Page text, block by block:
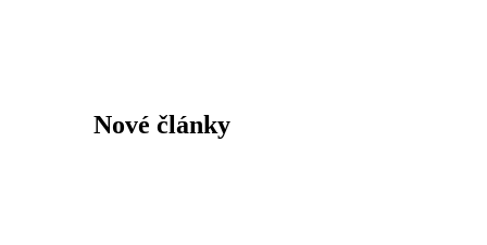
Nové články